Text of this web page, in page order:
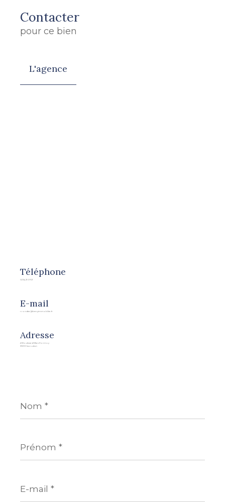
Contacter
pour ce bien
L'agence
Téléphone
02 54 21 09 21
E-mail
r.rondier@berryimmobilier.fr
Adresse
41 Boulevard Marx Dormoy
36100 Issoudun
*
*
mail
*